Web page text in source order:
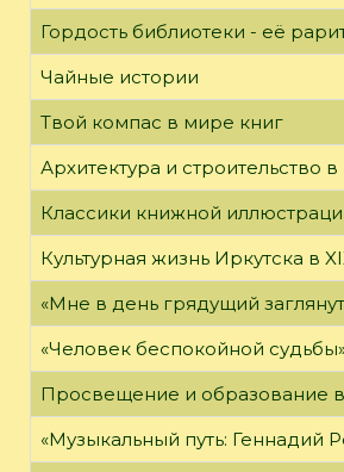
Гордость библиотеки - её
Чайные истории
Твой компас в мире книг
Архитектура и строительство
Классики книжной
Культурная жизнь Иркутска в
«Мне в день грядущий
«Человек беспокойной
Просвещение и образование
«Музыкальный путь: Геннадий